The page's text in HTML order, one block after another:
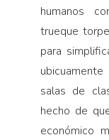
humanos
trueque
para
salas de
hecho de
económico